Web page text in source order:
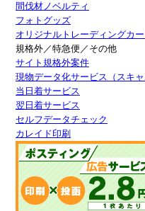
間伐材ノベルティ
フォトグッズ
オリジナルトレーディングカー
規格外／特急便／その他
サイト規格外案件
現物データ化サービス（スキャ
当日着サービス
翌日着サービス
セルフデータチェック
カレイド印刷